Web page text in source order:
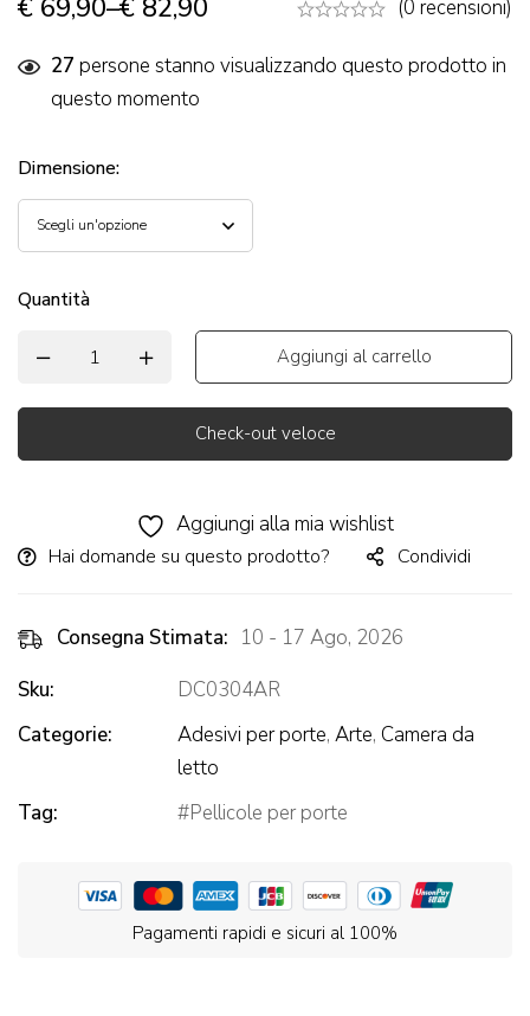
€ 69,90–€ 82,90 (0 recensioni)
27 persone stanno visualizzando questo prodotto in
questo momento
Dimensione:
Quantità
Aggiungi al carrello
Check-out veloce
Aggiungi alla mia wishlist
Hai domande su questo prodotto? Condividi
Consegna Stimata: 10 - 17 Ago, 2026
Sku:
DC0304AR
Categorie:
Adesivi per porte, Arte, Camera da
letto
Tag:
Pellicole per porte
Pagamenti rapidi e sicuri al 100%